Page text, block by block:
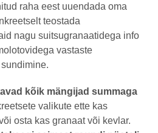
raha eest uuendada oma
teostada
nagu suitsugranaatidega info
vastaste
kõik mängijad summaga
valikute ette kas
osta kas granaat või kevlar.